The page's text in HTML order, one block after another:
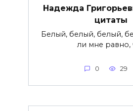
Надежда
цитаты
Белый, белый, белый,
ли мне равно,
0 29